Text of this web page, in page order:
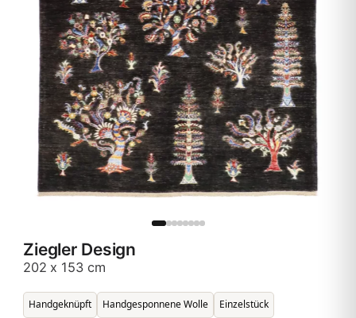
Ziegler Design
202 x 153 cm
Handgeknüpft Handgesponnene Wolle Einzelstück